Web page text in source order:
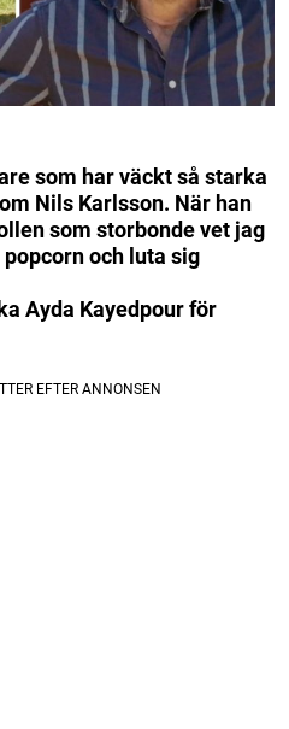
som har väckt så starka
Nils Karlsson. När han
som storbonde vet jag
och luta sig
Ayda Kayedpour för